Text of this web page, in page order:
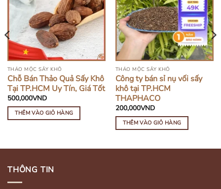
THẢO MỘC SẤY KHÔ
Chỗ Bán Thảo Quả Sấy Khô
Tại TP.HCM Uy Tín, Giá Tốt
500,000VND
THÊM VÀO GIỎ HÀNG
THẢO MỘC SẤY KHÔ
Công ty bán sỉ nụ vối sấy
khô tại TP.HCM
THAPHACO
200,000VND
THÊM VÀO GIỎ HÀNG
THÔNG TIN